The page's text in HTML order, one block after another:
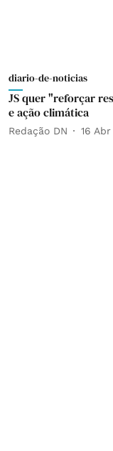
diario-de-noticias
JS quer "reforçar
e ação climática
Redação DN 16